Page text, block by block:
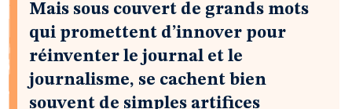
Mais sous couvert de grands mots
qui promettent d’innover pour
réinventer le journal et le
journalisme, se cachent bien
souvent de simples artifices